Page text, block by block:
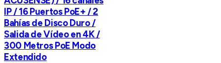
IP / 16 Puertos PoE+ / 2
Bahías de Disco Duro /
Salida de Vídeo en 4K /
300 Metros PoE Modo
Extendido